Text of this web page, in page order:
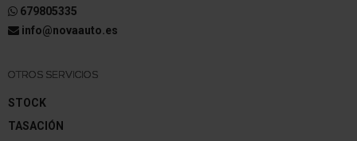
679805335
info@novaauto.es
OTROS SERVICIOS
STOCK
TASACIÓN